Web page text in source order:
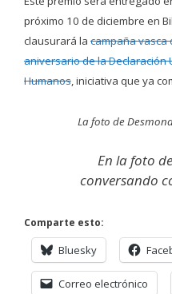
próximo 10 de diciembre en
clausurará la campaña vasca
aniversario de la Declaración
Humanos, iniciativa que ya
La foto de
En la foto
conversando
Comparte esto:
Bluesky
Correo electrónico